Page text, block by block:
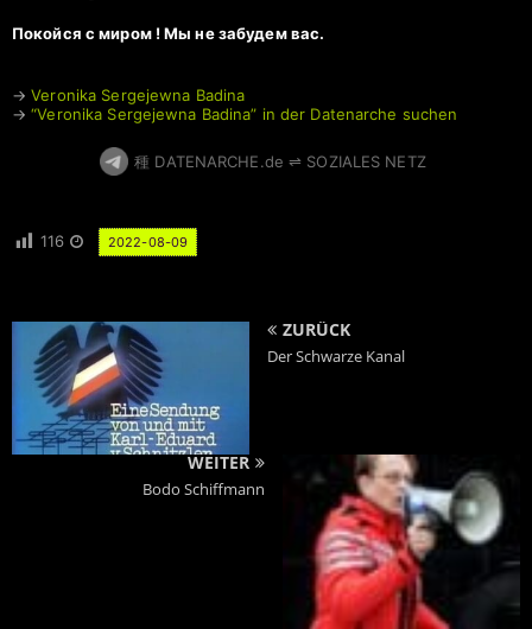
Покойся с миром ! Мы не забудем вас.
→Veronika Sergejewna Badina
→“Veronika Sergejewna Badina” in der Datenarche suchen
種 DATENARCHE.de ⇌ SOZIALES NETZ
116 2022-08-09
ZURÜCK
Der Schwarze Kanal
WEITER
Bodo Schiffmann